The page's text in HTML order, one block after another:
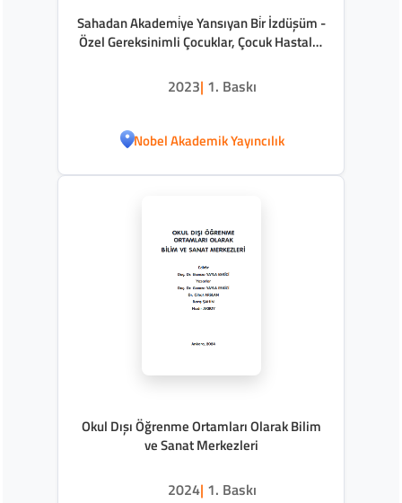
Sahadan Akademi̇ye Yansıyan Bi̇r İzdüşüm -
Özel Gereksinimli Çocuklar, Çocuk Hastalar
Ülkemize Özgü İşlevsel Çözümler
2023| 1. Baskı
Nobel Akademik Yayıncılık
Okul Dışı Öğrenme Ortamları Olarak Bilim
ve Sanat Merkezleri
2024| 1. Baskı